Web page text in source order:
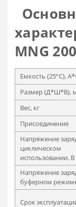
MNG
Емкость (25°C),
Размер (Д*Ш*В),
Вес, кг
Присоединение
Напряжение
циклическом
использовании, В
Напряжение
буферном
Срок